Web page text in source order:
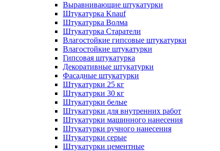
Выравнивающие штукатурки
Штукатурка Knauf
Штукатурка Волма
Штукатурка Старатели
Влагостойкие гипсовые штукатурки
Влагостойкие штукатурки
Гипсовая штукатурка
Декоративные штукатурки
Фасадные штукатурки
Штукатурки 25 кг
Штукатурки 30 кг
Штукатурки белые
Штукатурки для внутренних работ
Штукатурки машинного нанесения
Штукатурки ручного нанесения
Штукатурки серые
Штукатурки цементные